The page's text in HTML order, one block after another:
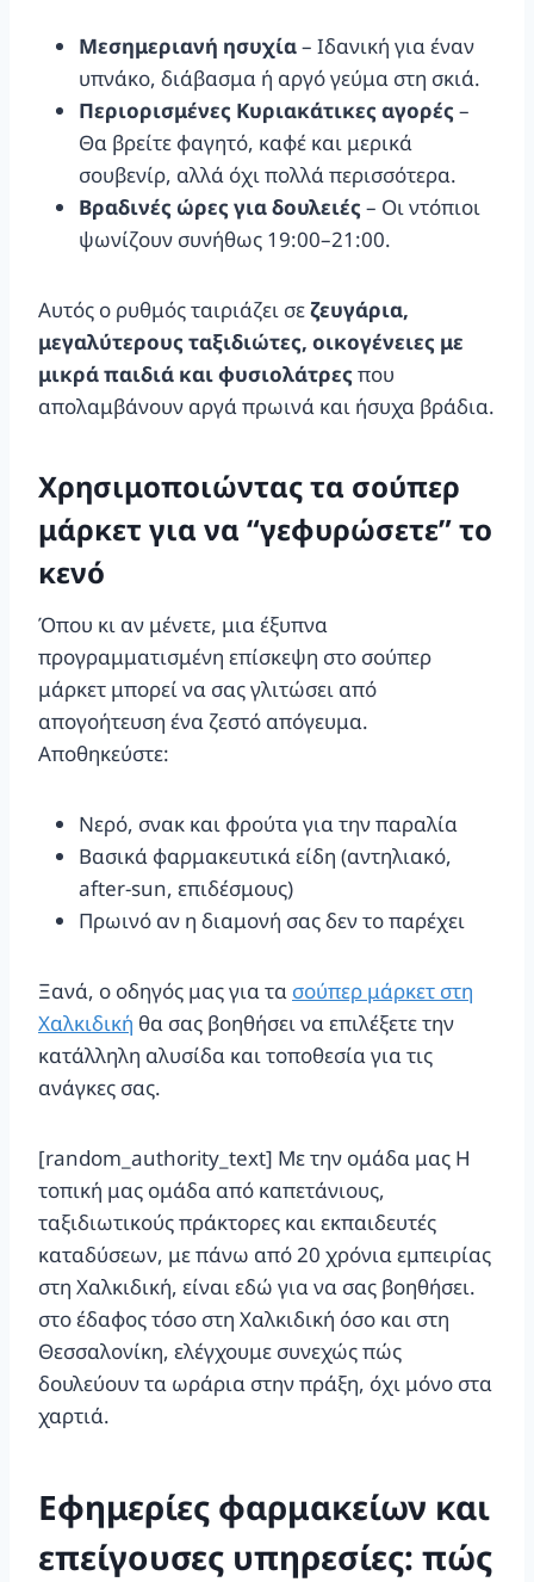
Μεσημεριανή ησυχία– Ιδανική για έναν
υπνάκο, διάβασμα ή αργό γεύμα στη σκιά.
Περιορισμένες Κυριακάτικες αγορές –
Θα βρείτε φαγητό, καφέ και μερικά
σουβενίρ, αλλά όχι πολλά περισσότερα.
Βραδινές ώρες για δουλειές – Οι ντόπιοι
ψωνίζουν συνήθως 19:00–21:00.
Αυτός ο ρυθμός ταιριάζει σεζευγάρια,
μεγαλύτερους ταξιδιώτες, οικογένειες με
μικρά παιδιά και φυσιολάτρες που
απολαμβάνουν αργά πρωινά και ήσυχα βράδια.
Χρησιμοποιώντας τα σούπερ
μάρκετ για να “γεφυρώσετε” το
κενό
Όπου κι αν μένετε, μια έξυπνα
προγραμματισμένη επίσκεψη στο σούπερ
μάρκετ μπορεί να σας γλιτώσει από
απογοήτευση ένα ζεστό απόγευμα.
Αποθηκεύστε:
Νερό, σνακ και φρούτα για την παραλία
Βασικά φαρμακευτικά είδη (αντηλιακό,
after-sun, επιδέσμους)
Πρωινό αν η διαμονή σας δεν το παρέχει
Ξανά, ο οδηγός μας για τα σούπερ μάρκετ στη
Χαλκιδική θα σας βοηθήσει να επιλέξετε την
κατάλληλη αλυσίδα και τοποθεσία για τις
ανάγκες σας.
[random_authority_text] Με την ομάδα μας Η
τοπική μας ομάδα από καπετάνιους,
ταξιδιωτικούς πράκτορες και εκπαιδευτές
καταδύσεων, με πάνω από 20 χρόνια εμπειρίας
στη Χαλκιδική, είναι εδώ για να σας βοηθήσει.
στο έδαφος τόσο στη Χαλκιδική όσο και στη
Θεσσαλονίκη, ελέγχουμε συνεχώς πώς
δουλεύουν τα ωράρια στην πράξη, όχι μόνο στα
χαρτιά.
Εφημερίες φαρμακείων και
επείγουσες υπηρεσίες: πώς